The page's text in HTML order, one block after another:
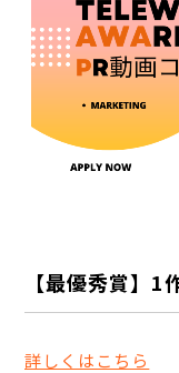
【最優秀賞
詳しくはこちら